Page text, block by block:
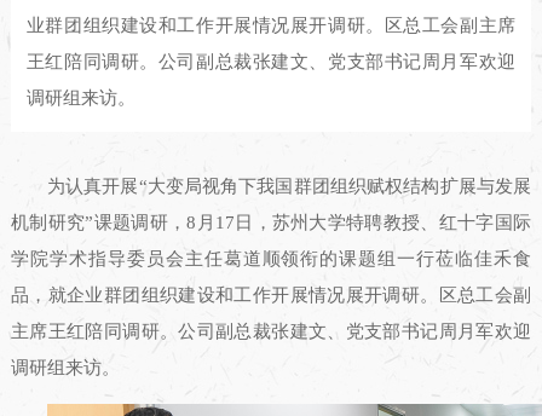
业群团组织建设和工作开展情况展开调研。区总工会副主席
王红陪同调研。公司副总裁张建文、党支部书记周月军欢迎
调研组来访。
为认真开展“大变局视角下我国群团组织赋权结构扩展与发展
机制研究”课题调研，8月17日，苏州大学特聘教授、红十字国际
学院学术指导委员会主任葛道顺领衔的课题组一行莅临佳禾食
品，就企业群团组织建设和工作开展情况展开调研。区总工会副
主席王红陪同调研。公司副总裁张建文、党支部书记周月军欢迎
调研组来访。